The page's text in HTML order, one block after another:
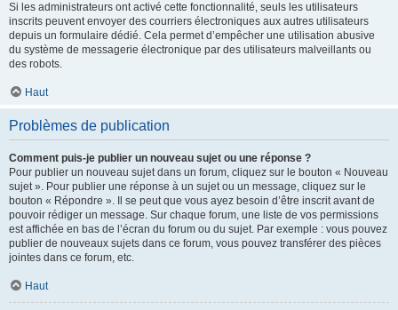
Si les administrateurs ont activé cette fonctionnalité, seuls les utilisateurs
inscrits peuvent envoyer des courriers électroniques aux autres utilisateurs
depuis un formulaire dédié. Cela permet d’empêcher une utilisation abusive
du système de messagerie électronique par des utilisateurs malveillants ou
des robots.
Haut
Problèmes de publication
Comment puis-je publier un nouveau sujet ou une réponse ?
Pour publier un nouveau sujet dans un forum, cliquez sur le bouton « Nouveau
sujet ». Pour publier une réponse à un sujet ou un message, cliquez sur le
bouton « Répondre ». Il se peut que vous ayez besoin d’être inscrit avant de
pouvoir rédiger un message. Sur chaque forum, une liste de vos permissions
est affichée en bas de l’écran du forum ou du sujet. Par exemple : vous pouvez
publier de nouveaux sujets dans ce forum, vous pouvez transférer des pièces
jointes dans ce forum, etc.
Haut